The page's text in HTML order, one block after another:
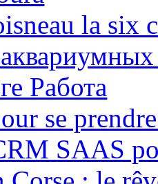
la six
Работа
se
SAAS